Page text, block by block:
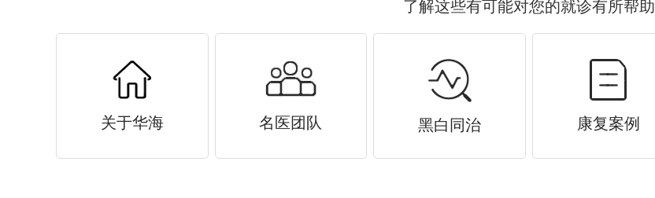
了解这些有可能对您的就诊有所帮助
关于华海 名医团队 黑白同治 康复案例